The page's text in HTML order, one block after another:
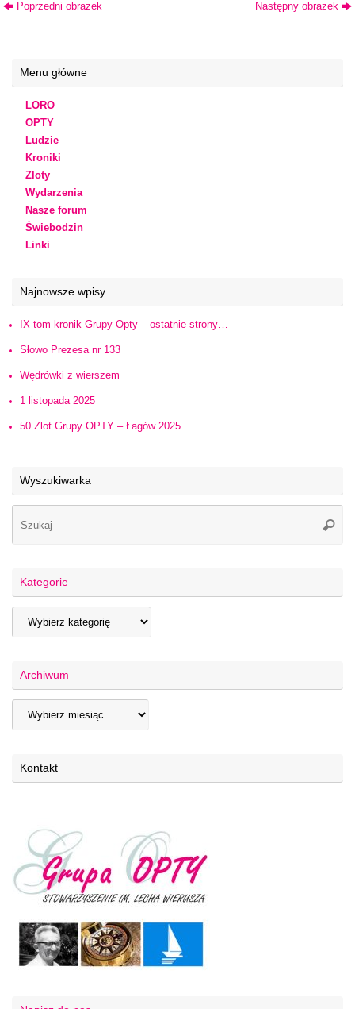
Poprzedni obrazek Następny obrazek
Menu główne
LORO
OPTY
Ludzie
Kroniki
Zloty
Wydarzenia
Nasze forum
Świebodzin
Linki
Najnowsze wpisy
IX tom kronik Grupy Opty – ostatnie strony…
Słowo Prezesa nr 133
Wędrówki z wierszem
1 listopada 2025
50 Zlot Grupy OPTY – Łagów 2025
Wyszukiwarka
Kategorie
Archiwum
Kontakt